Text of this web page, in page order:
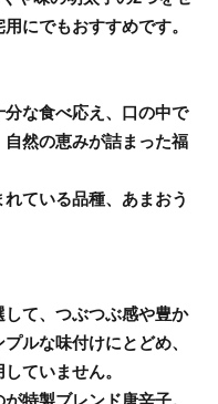
にでもおすすめです。
な食べ応え、口の中で
然の恵みが詰まった福
ている品種、あまおう
て、つぶつぶ感や豊か
ルな味付けにとどめ、
ていません。
特製ブレンド唐辛子。